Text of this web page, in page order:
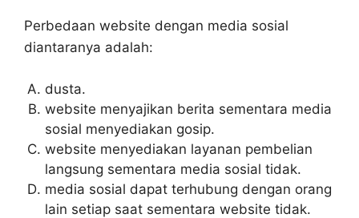
Perbedaan website dengan media sosial
diantaranya adalah:
dusta.
website menyajikan berita sementara media
sosial menyediakan gosip.
website menyediakan layanan pembelian
langsung sementara media sosial tidak.
media sosial dapat terhubung dengan orang
lain setiap saat sementara website tidak.